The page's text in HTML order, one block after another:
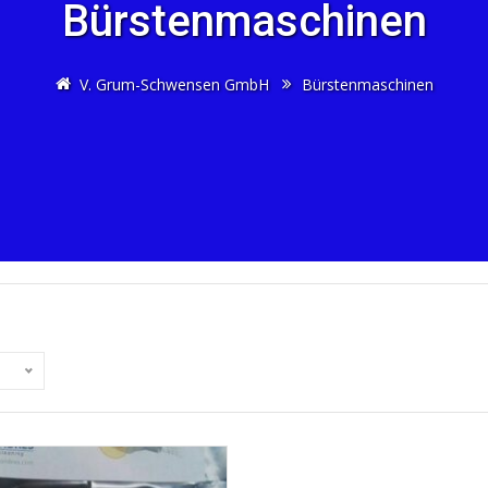
Bürstenmaschinen
V. Grum-Schwensen GmbH Bürstenmaschinen